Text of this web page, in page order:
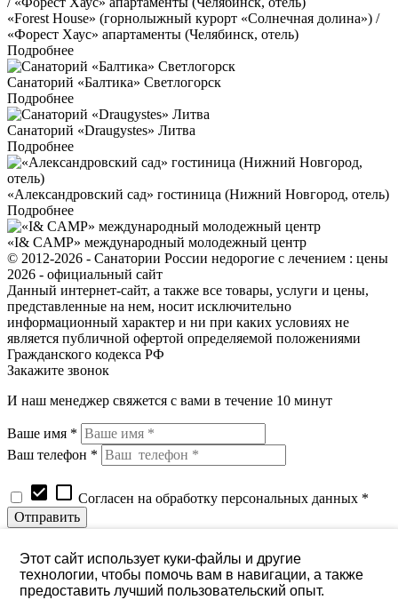
«Forest House» (горнолыжный курорт «Солнечная долина») /
«Форест Хаус» апартаменты (Челябинск, отель)
Подробнее
Санаторий «Балтика» Светлогорск
Подробнее
Санаторий «Draugystes» Литва
Подробнее
«Александровский сад» гостиница (Нижний Новгород, отель)
Подробнее
«I& CAMP» международный молодежный центр
© 2012-2026 - Санатории России недорогие с лечением : цены
2026 - официальный сайт
Данный интернет-сайт, а также все товары, услуги и цены,
представленные на нем, носит исключительно
информационный характер и ни при каких условиях не
является публичной офертой определяемой положениями
Гражданского кодекса РФ
Закажите звонок
И наш менеджер свяжется с вами в течение 10 минут
Ваше имя *
Ваш телефон *
check_box check_box_outline_blank Согласен на обработку персональных данных *
Наименование позиции
Ваше имя *
Этот сайт использует куки-файлы и другие
технологии, чтобы помочь вам в навигации, а также
предоставить лучший пользовательский опыт.